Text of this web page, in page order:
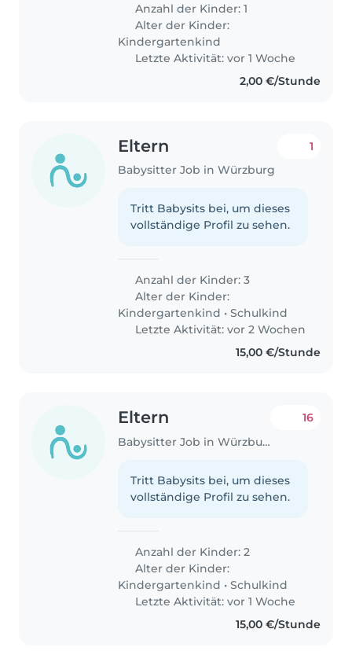
jährigen Sohn kümmern kann.
Er ist ein freundliches und
witziges..
Anzahl der Kinder: 1
Alter der Kinder:
Kindergartenkind
Letzte Aktivität: vor 1 Woche
2,00 €/Stunde
Eltern
Babysitter Job in Würzburg
1
Tritt Babysits bei, um dieses
vollständige Profil zu sehen.
Anzahl der Kinder: 3
Alter der Kinder:
Kindergartenkind •Schulkind
Letzte Aktivität: vor 2 Wochen
15,00 €/Stunde
Eltern
Babysitter Job in Würzburg
16
Tritt Babysits bei, um dieses
vollständige Profil zu sehen.
Anzahl der Kinder: 2
Alter der Kinder:
Kindergartenkind •Schulkind
Letzte Aktivität: vor 1 Woche
15,00 €/Stunde